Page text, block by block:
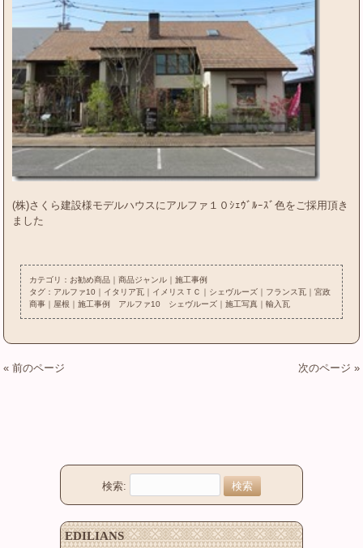
(株)さくら建設様モデルハウスにアルファ１０ｼｪｳﾞﾙｰｽﾞ色をご採用頂き
ました
カテゴリ： お勧め商品 ｜商品ジャンル ｜施工事例
タグ： アルファ10 ｜ イタリア瓦 ｜ イメリスＴＣ ｜ シェヴルーズ ｜ フランス瓦 ｜宮政
商事 ｜ 屋根 ｜施工事例 アルファ10 シェヴルーズ ｜施工写真 ｜輸入瓦
« 前のページ 次のページ »
検索:
EDILIANS